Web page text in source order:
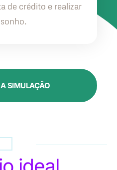
de crédito e realizar
SIMULAÇÃO